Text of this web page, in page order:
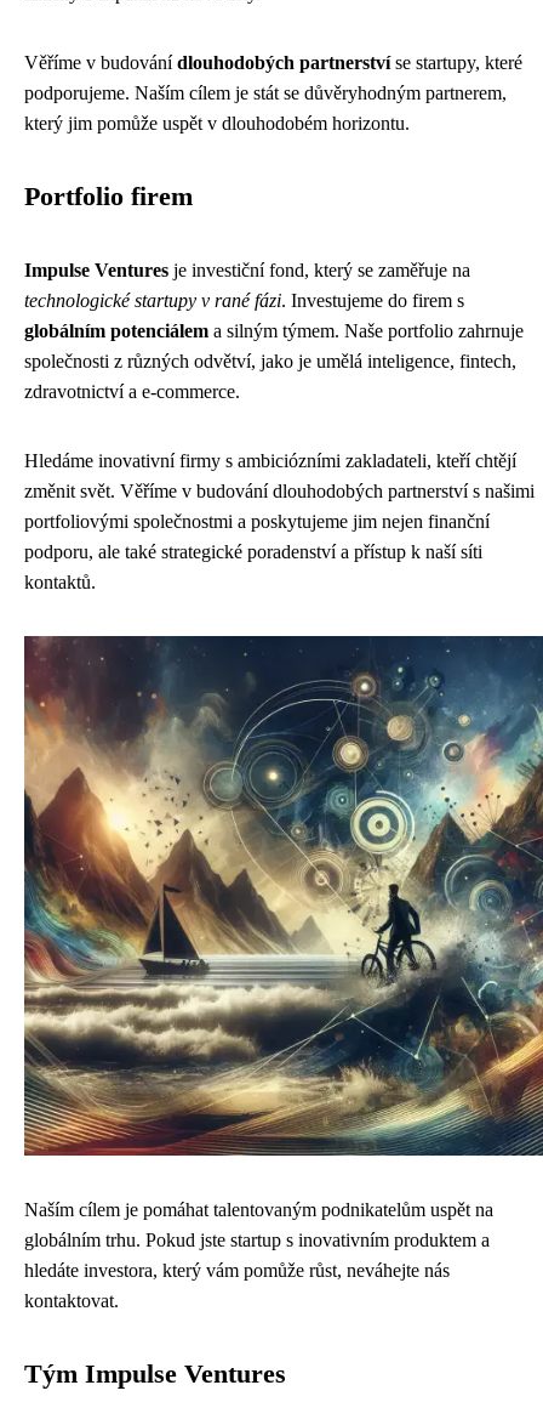
Věříme v budovánídlouhodobých partnerstvíse startupy, které
podporujeme. Naším cílem je stát se důvěryhodným partnerem,
který jim pomůže uspět v dlouhodobém horizontu.
Portfolio firem
Impulse Ventures je investiční fond, který se zaměřuje na
technologické startupy v rané fázi. Investujeme do firem s
globálním potenciálem a silným týmem. Naše portfolio zahrnuje
společnosti z různých odvětví, jako je umělá inteligence, fintech,
zdravotnictví a e-commerce.
Hledáme inovativní firmy s ambiciózními zakladateli, kteří chtějí
změnit svět. Věříme v budování dlouhodobých partnerství s našimi
portfoliovými společnostmi a poskytujeme jim nejen finanční
podporu, ale také strategické poradenství a přístup k naší síti
kontaktů.
Naším cílem je pomáhat talentovaným podnikatelům uspět na
globálním trhu. Pokud jste startup s inovativním produktem a
hledáte investora, který vám pomůže růst, neváhejte nás
kontaktovat.
Tým Impulse Ventures